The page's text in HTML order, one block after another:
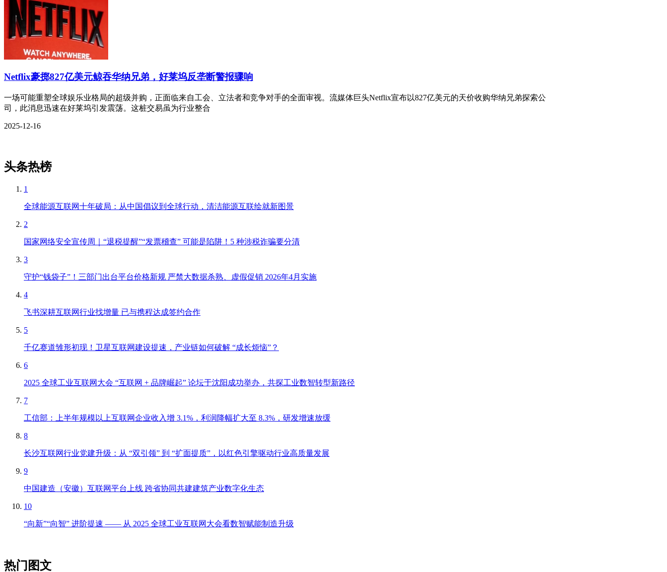
Netflix豪掷827亿美元鲸吞华纳兄弟，好莱坞反垄断警报骤响
一场可能重塑全球娱乐业格局的超级并购，正面临来自工会、立法者和竞争对手的全面审视。流媒体巨头Netflix宣布以827亿美元的天价收购华纳兄弟探索公
司，此消息迅速在好莱坞引发震荡。这桩交易虽为行业整合
2025-12-16
头条热榜
1
全球能源互联网十年破局：从中国倡议到全球行动，清洁能源互联绘就新图景
2
国家网络安全宣传周｜“退税提醒”“发票稽查” 可能是陷阱！5 种涉税诈骗要分清
3
守护“钱袋子”！三部门出台平台价格新规 严禁大数据杀熟、虚假促销 2026年4月实施
4
飞书深耕互联网行业找增量 已与携程达成签约合作
5
千亿赛道雏形初现！卫星互联网建设提速，产业链如何破解 “成长烦恼”？
6
2025 全球工业互联网大会 “互联网 + 品牌崛起” 论坛于沈阳成功举办，共探工业数智转型新路径
7
工信部：上半年规模以上互联网企业收入增 3.1%，利润降幅扩大至 8.3%，研发增速放缓
8
长沙互联网行业党建升级：从 “双引领” 到 “扩面提质”，以红色引擎驱动行业高质量发展
9
中国建造（安徽）互联网平台上线 跨省协同共建建筑产业数字化生态
10
“向新”“向智” 进阶提速 —— 从 2025 全球工业互联网大会看数智赋能制造升级
热门图文